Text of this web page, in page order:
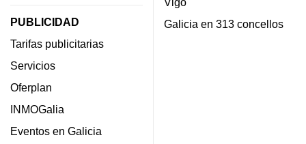
PUBLICIDAD
Tarifas publicitarias
Servicios
Oferplan
INMOGalia
Eventos en Galicia
Galicia en 313 concellos